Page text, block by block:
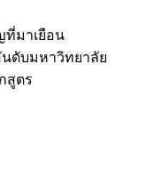
มาเยือน
นดับมหาวิทยาลัย
สูตร